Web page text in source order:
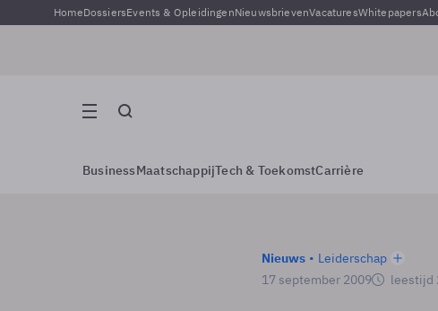
HomeDossiersEvents & OpleidingenNieuwsbrievenVacaturesWhitepapers
BusinessMaatschappijTech & ToekomstCarrière
Nieuws
Leiderschap
17 september 2009
leestijd